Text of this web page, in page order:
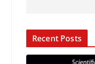
Recent Posts